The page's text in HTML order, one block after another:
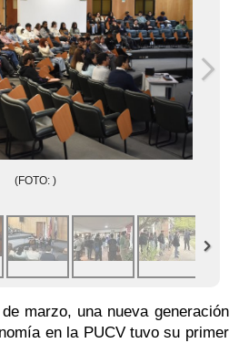
(FOTO: )
marzo, una nueva generación
en la PUCV tuvo su primer